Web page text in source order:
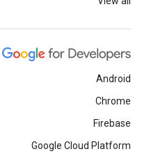
Android
Chrome
Firebase
Google Cloud Platform